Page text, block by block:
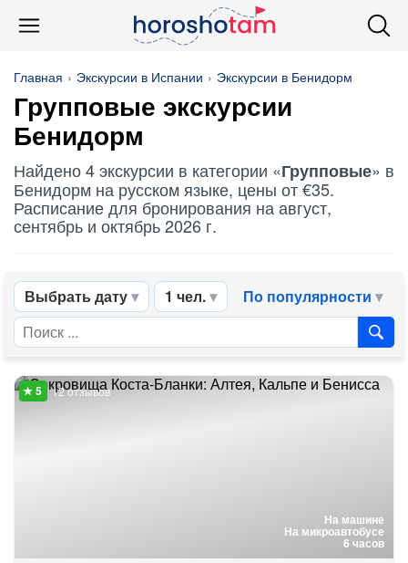
Главная Экскурсии в Испании Экскурсии в Бенидорм
Групповые экскурсии
Бенидорм
Найдено 4 экскурсии в категории «Групповые» в
Бенидорм на русском языке, цены от €35.
Расписание для бронирования на август,
сентябрь и октябрь 2026 г.
Выбрать дату 1 чел. По популярности
На машине
На микроавтобусе
6 часов
12 отзывов